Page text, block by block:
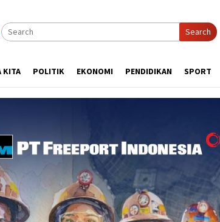
Search
KITA POLITIK EKONOMI PENDIDIKAN SPORT